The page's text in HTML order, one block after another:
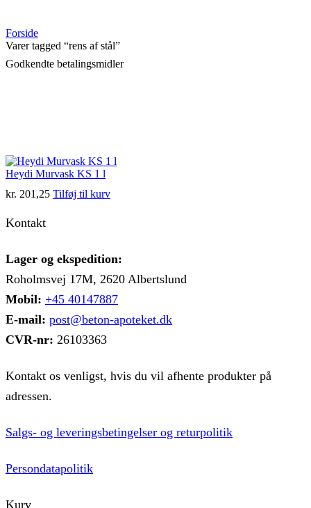
Forside
Varer tagged “rens af stål”
Godkendte betalingsmidler
Heydi Murvask KS 1 l
kr. 201,25 Tilføj til kurv
Kontakt
Lager og ekspedition:
Roholmsvej 17M, 2620 Albertslund
Mobil: +45 40147887
E-mail: post@beton-apoteket.dk
CVR-nr: 26103363
Kontakt os venligst, hvis du vil afhente produkter på
adressen.
Salgs- og leveringsbetingelser og returpolitik
Persondatapolitik
Kurv